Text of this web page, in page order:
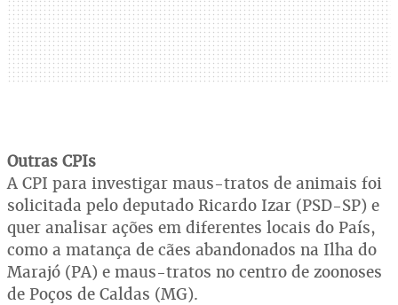
Outras CPIs
A CPI para investigar maus-tratos de animais foi
solicitada pelo deputado Ricardo Izar (PSD-SP) e
quer analisar ações em diferentes locais do País,
como a matança de cães abandonados na Ilha do
Marajó (PA) e maus-tratos no centro de zoonoses
de Poços de Caldas (MG).